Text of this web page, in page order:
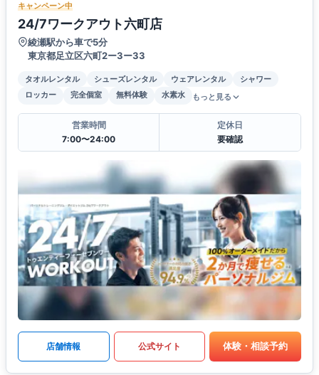
キャンペーン中
24/7ワークアウト六町店
綾瀬駅から車で5分
東京都足立区六町2ー3ー33
タオルレンタル シューズレンタル ウェアレンタル
シャワー
ロッカー
完全個室 無料体験 水素水 もっと見る
営業時間
7:00〜24:00
定休日
要確認
店舗情報 公式サイト 体験・相談予約